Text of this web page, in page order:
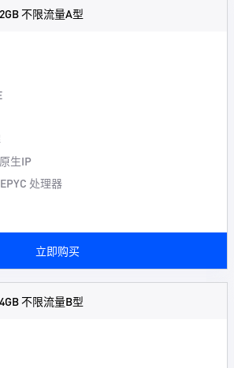
不限流量A型
生IP
处理器
立即购买
不限流量B型